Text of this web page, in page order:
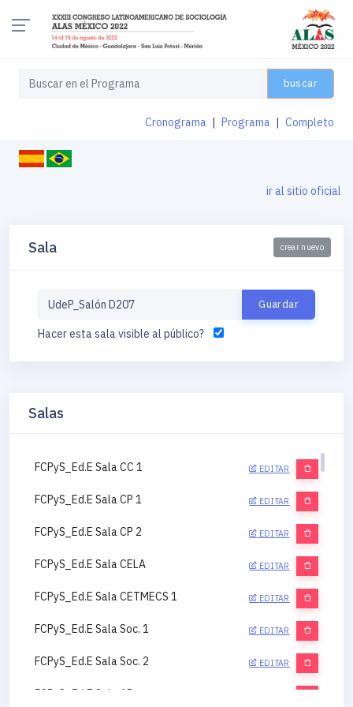
buscar
Cronograma Programa Completo
ir al sitio oficial
Sala crear nuevo
Hacer esta sala visible al público?
Salas
FCPyS_Ed.E Sala CC 1 EDITAR
FCPyS_Ed.E Sala CP 1 EDITAR
FCPyS_Ed.E Sala CP 2 EDITAR
FCPyS_Ed.E Sala CELA EDITAR
FCPyS_Ed.E Sala CETMECS 1 EDITAR
FCPyS_Ed.E Sala Soc. 1 EDITAR
FCPyS_Ed.E Sala Soc. 2 EDITAR
FCPyS_Ed.E Sala AP